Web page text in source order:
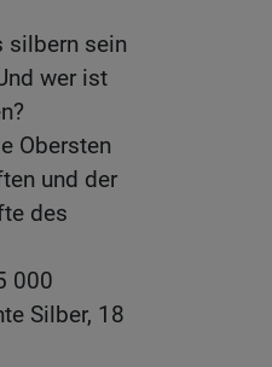
silbern sein
wer ist
Obersten
und der
des
000
Silber, 18